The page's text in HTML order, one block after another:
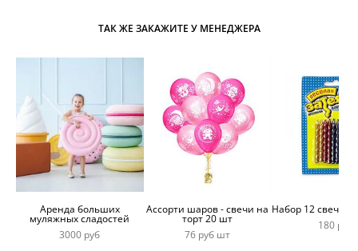
ТАК ЖЕ ЗАКАЖИТЕ У МЕНЕДЖЕРА
Аренда больших
муляжных сладостей
3000 руб
Ассорти шаров - свечи на
торт 20 шт
76 руб шт
Набор 12 свечей
180 руб